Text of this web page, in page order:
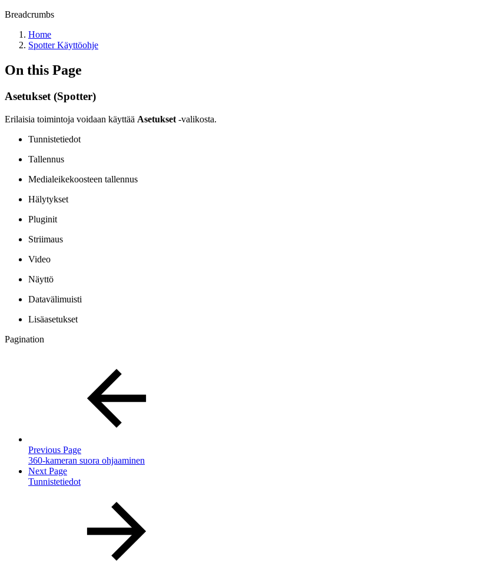
Breadcrumbs
Home
Spotter Käyttöohje
On this Page
Asetukset (Spotter)
Erilaisia toimintoja voidaan käyttää Asetukset -valikosta.
Tunnistetiedot
Tallennus
Medialeikekoosteen tallennus
Hälytykset
Pluginit
Striimaus
Video
Näyttö
Datavälimuisti
Lisäasetukset
Pagination
Previous Page
360-kameran suora ohjaaminen
Next Page
Tunnistetiedot